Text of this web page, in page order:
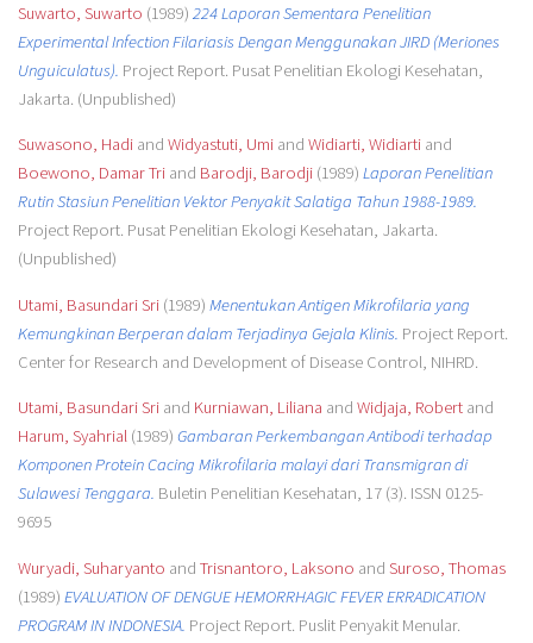
Suwarto, Suwarto (1989) 224 Laporan Sementara Penelitian
Experimental Infection Filariasis Dengan Menggunakan JIRD (Meriones
Unguiculatus). Project Report. Pusat Penelitian Ekologi Kesehatan,
Jakarta. (Unpublished)
Suwasono, Hadiand Widyastuti, Umiand Widiarti, Widiartiand
Boewono, Damar Triand Barodji, Barodji(1989) Laporan Penelitian
Rutin Stasiun Penelitian Vektor Penyakit Salatiga Tahun 1988-1989.
Project Report. Pusat Penelitian Ekologi Kesehatan, Jakarta.
(Unpublished)
Utami, Basundari Sri(1989) Menentukan Antigen Mikrofilaria yang
Kemungkinan Berperan dalam Terjadinya Gejala Klinis. Project Report.
Center for Research and Development of Disease Control, NIHRD.
Utami, Basundari Sriand Kurniawan, Liliana and Widjaja, Robertand
Harum, Syahrial(1989) Gambaran Perkembangan Antibodi terhadap
Komponen Protein Cacing Mikrofilaria malayi dari Transmigran di
Sulawesi Tenggara. Buletin Penelitian Kesehatan, 17 (3). ISSN 0125-
9695
Wuryadi, Suharyanto and Trisnantoro, Laksono and Suroso, Thomas
(1989) EVALUATION OF DENGUE HEMORRHAGIC FEVER ERRADICATION
PROGRAM IN INDONESIA. Project Report. Puslit Penyakit Menular.